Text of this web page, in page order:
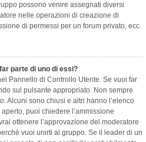
possono venire assegnati diversi
nelle operazioni di creazione di
di permessi per un forum privato, ecc.
parte di uno di essi?
Pannello di Controllo Utente. Se vuoi far
sul pulsante appropriato. Non sempre
. Alcuni sono chiusi e altri hanno l’elenco
puoi chiedere l’ammissione
ottenere l’approvazione del moderatore
vuoi unirti al gruppo. Se il leader di un